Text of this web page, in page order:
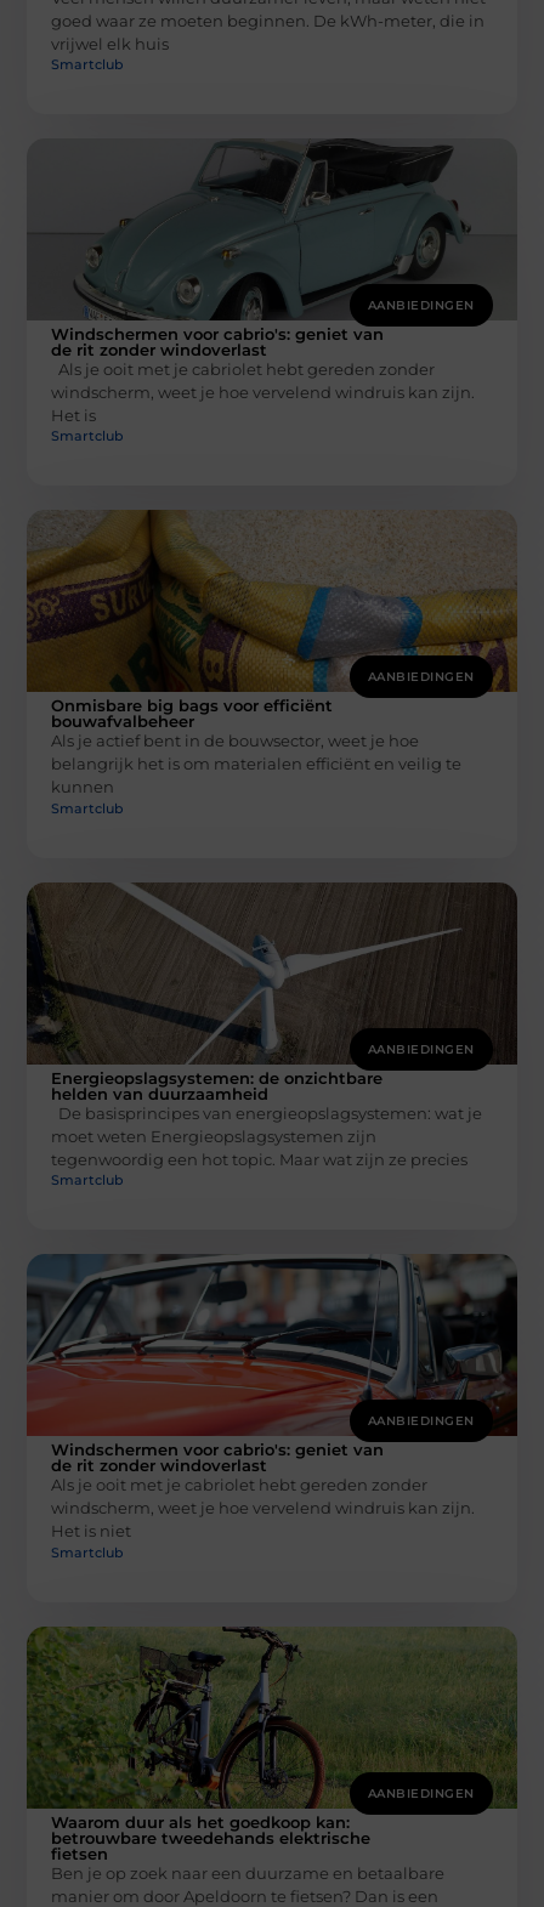
goed waar ze moeten beginnen. De kWh-meter, die in
vrijwel elk huis
Smartclub
AANBIEDINGEN
Windschermen voor cabrio's: geniet van
de rit zonder windoverlast
Als je ooit met je cabriolet hebt gereden zonder
windscherm, weet je hoe vervelend windruis kan zijn.
Het is
Smartclub
AANBIEDINGEN
Onmisbare big bags voor efficiënt
bouwafvalbeheer
Als je actief bent in de bouwsector, weet je hoe
belangrijk het is om materialen efficiënt en veilig te
kunnen
Smartclub
AANBIEDINGEN
Energieopslagsystemen: de onzichtbare
helden van duurzaamheid
De basisprincipes van energieopslagsystemen: wat je
moet weten Energieopslagsystemen zijn
tegenwoordig een hot topic. Maar wat zijn ze precies
Smartclub
AANBIEDINGEN
Windschermen voor cabrio's: geniet van
de rit zonder windoverlast
Als je ooit met je cabriolet hebt gereden zonder
windscherm, weet je hoe vervelend windruis kan zijn.
Het is niet
Smartclub
AANBIEDINGEN
Waarom duur als het goedkoop kan:
betrouwbare tweedehands elektrische
fietsen
Ben je op zoek naar een duurzame en betaalbare
manier om door Apeldoorn te fietsen? Dan is een